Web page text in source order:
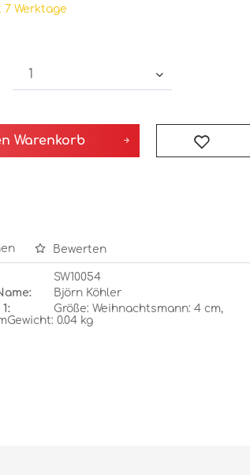
Werktage
Warenkorb
Bewerten
SW10054
Björn Köhler
Größe: Weihnachtsmann: 4 cm,
0.04 kg